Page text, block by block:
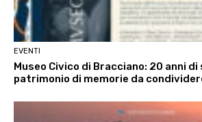
EVENTI
Museo Civico di Bracciano: 20 anni di
patrimonio di memorie da